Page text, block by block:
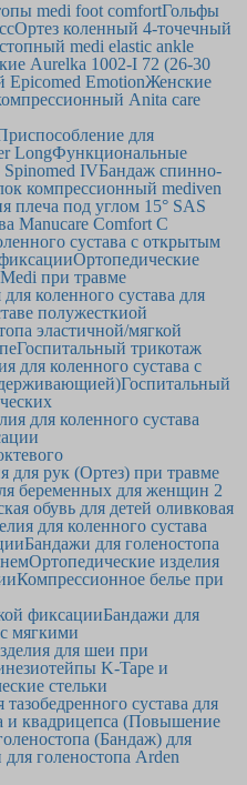
medi foot comfortГольфы
Ортез коленный 4-точечный
medi elastic ankle
Aurelka 1002-I 72 (26-30
Epicomed EmotionЖенские
Anita care
для
LongФункциональные
Spinomed IVБандаж спинно-
компрессионный mediven
плеча под углом 15° SAS
Manucare Comfort C
сустава с открытым
Ортопедические
при травме
коленного сустава для
полужесткиой
эластичной/мягкой
Госпитальный трикотаж
для коленного сустава с
Госпитальный
для коленного сустава
для рук (Ортез) при травме
беременных для женщин 2
обувь для детей оливковая
для коленного сустава
Бандажи для голеностопа
Ортопедические изделия
Компрессионное белье при
фиксацииБандажи для
мягкими
для шеи при
K-Tape и
стельки
сустава для
и квадрицепса (Повышение
(Бандаж) для
голеностопа Arden